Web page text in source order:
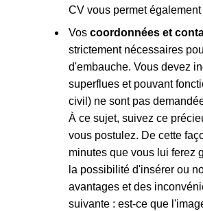
CV vous permet
Voscoordonnées et
strictement nécessaires
d'embauche. Vous devez
superflues et pouvant
civil) ne sont pas
À ce sujet, suivez ce
vous postulez. De cette
minutes que vous lui ferez
la possibilité d'insérer ou
avantages et des
suivante : est-ce que